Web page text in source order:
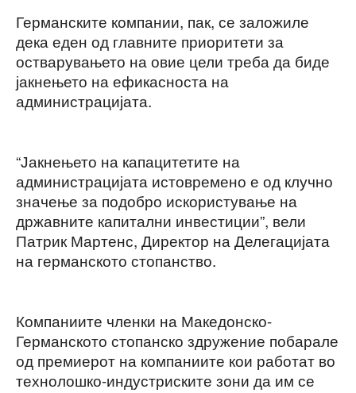
Германските компании, пак, се заложиле
дека еден од главните приоритети за
остварувањето на овие цели треба да биде
јакнењето на ефикасноста на
администрацијата.
“Јакнењето на капацитетите на
администрацијата истовремено е од клучно
значење за подобро искористување на
државните капитални инвестиции”, вели
Патрик Мартенс, Директор на Делегацијата
на германското стопанство.
Компаниите членки на Македонско-
Германското стопанско здружение побарале
од премиерот на компаниите кои работат во
технолошко-индустриските зони да им се